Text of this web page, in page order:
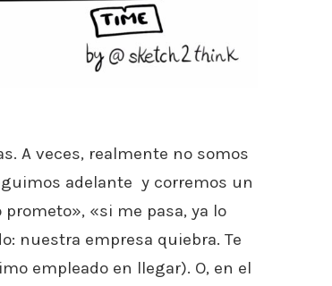
A veces, realmente no somos
adelante y corremos un
«si me pasa, ya lo
nuestra empresa quiebra. Te
empleado en llegar). O, en el